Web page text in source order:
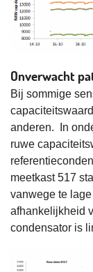
Onverwacht
Bij sommige
anderen. In
ruwe
meetkast 517
vanwege te
afhankelijkheid
condensator is